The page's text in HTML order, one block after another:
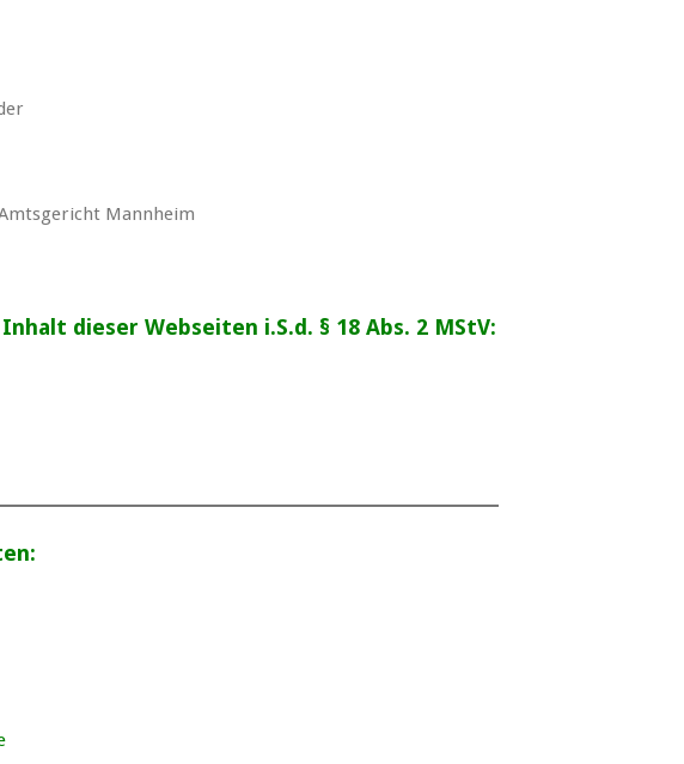
Mannheim
dieser Webseiten i.S.d. § 18 Abs. 2 MStV: